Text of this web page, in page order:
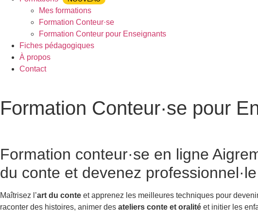
Mes formations
Formation Conteur·se
Formation Conteur pour Enseignants
Fiches pédagogiques
À propos
Contact
Formation Conteur·se pour
Formation conteur·se en ligne
du conte et devenez professionnel·le
Maîtrisez l’art du conte et apprenez les meilleures techniques pour
raconter des histoires, animer des ateliers conte et oralité et initier les